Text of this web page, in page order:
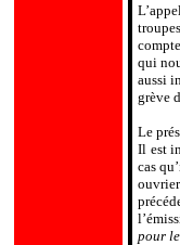
qui
aussi
grève
Le
Il est
cas
pour